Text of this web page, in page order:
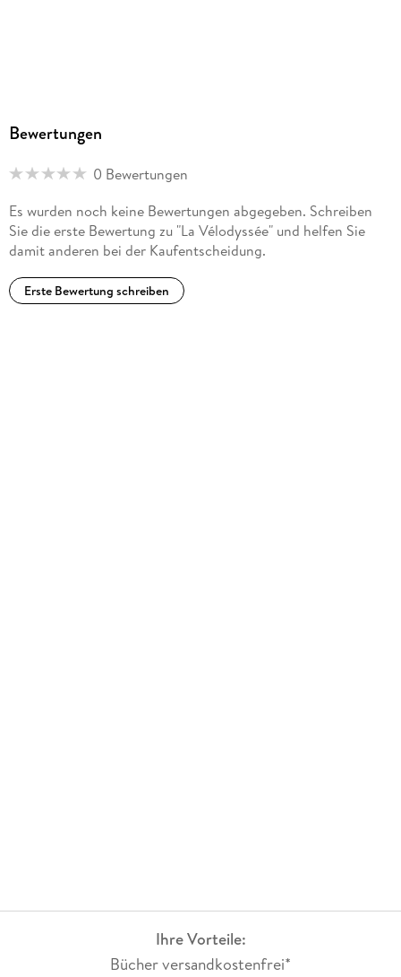
Bewertungen
0 Bewertungen
Es wurden noch keine Bewertungen abgegeben. Schreiben
Sie die erste Bewertung zu "La Vélodyssée" und helfen Sie
damit anderen bei der Kaufentscheidung.
Erste Bewertung schreiben
Ihre Vorteile:
Bücher versandkostenfrei*